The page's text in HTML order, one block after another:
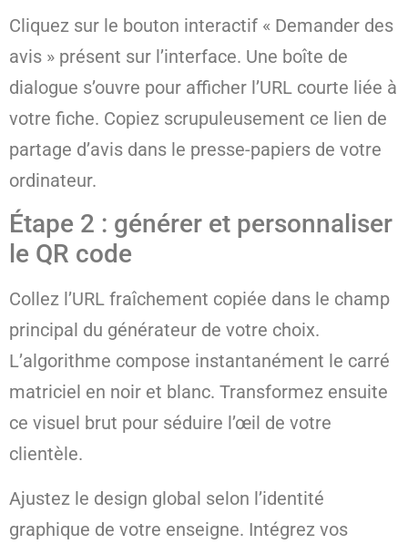
Cliquez sur le bouton interactif « Demander des
avis » présent sur l’interface. Une boîte de
dialogue s’ouvre pour afficher l’URL courte liée à
votre fiche. Copiez scrupuleusement ce lien de
partage d’avis dans le presse-papiers de votre
ordinateur.
Étape 2 : générer et personnaliser
le QR code
Collez l’URL fraîchement copiée dans le champ
principal du générateur de votre choix.
L’algorithme compose instantanément le carré
matriciel en noir et blanc. Transformez ensuite
ce visuel brut pour séduire l’œil de votre
clientèle.
Ajustez le design global selon l’identité
graphique de votre enseigne. Intégrez vos